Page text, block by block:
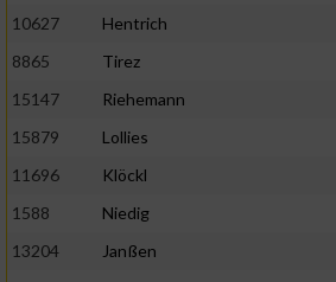
10627
Hentrich
8865
Tirez
15147
Riehemann
15879
Lollies
11696
Klöckl
1588
Niedig
13204
Janßen